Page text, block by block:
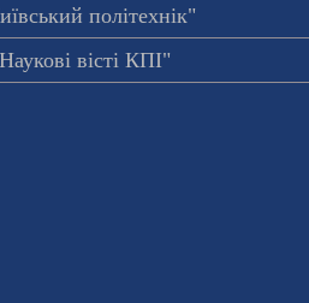
політехнік"
вісті КПІ"